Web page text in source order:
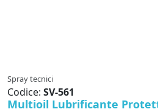
Spray tecnici
Codice: SV-561
Multioil Lubrificante